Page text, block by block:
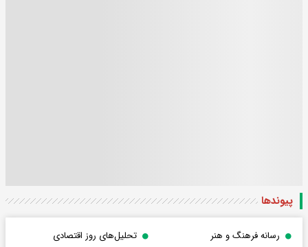
پیوندها
رسانه فرهنگ و هنر
تحلیل‌های روز اقتصادی